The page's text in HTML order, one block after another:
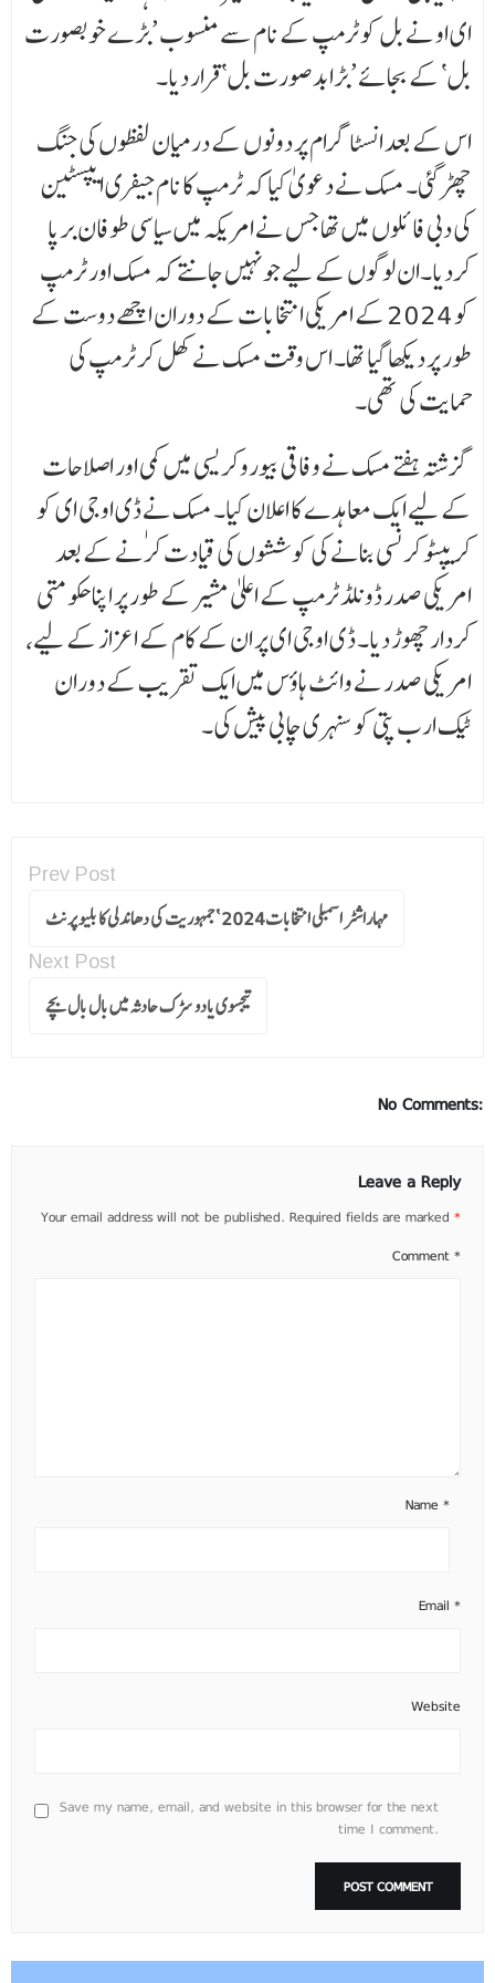
ای او نے بل کو ٹرمپ کے نام سے منسوب ’بڑے خوبصورت
بل‘ کے بجائے ’بڑا بدصورت بل‘ قرار دیا۔
اس کے بعد انسٹاگرام پر دونوں کے درمیان لفظوں کی جنگ
چھڑ گئی۔ مسک نے دعویٰ کیا کہ ٹرمپ کا نام جیفری ایپسٹین
کی دبی فائلوں میں تھا جس نے امریکہ میں سیاسی طوفان برپا
کردیا۔ان لوگوں کے لیے جو نہیں جانتے کہ مسک اور ٹرمپ
کو 2024 کے امریکی انتخابات کے دوران اچھے دوست کے
طور پر دیکھا گیا تھا۔ اس وقت مسک نے کھل کر ٹرمپ کی
حمایت کی تھی۔
گزشتہ ہفتے مسک نے وفاقی بیوروکریسی میں کمی اور اصلاحات
کے لیے ایک معاہدے کا اعلان کیا۔ مسک نے ٖڈی اوجی ای کو
کریپٹو کرنسی بنانے کی کوششوں کی قیادت کرنے کے بعد
امریکی صدر ڈونلڈ ٹرمپ کے اعلیٰ مشیر کے طور پر اپنا حکومتی
کردار چھوڑ دیا۔ ڈی اوجی ای پر ان کے کام کے اعزاز کے لیے،
امریکی صدر نے وائٹ ہاؤس میں ایک تقریب کے دوران
ٹیک ارب پتی کو سنہری چابی پیش کی۔
Prev Post
مہاراشٹر اسمبلی انتخابات2024 ‘جمہوریت کی دھاندلی کا بلیو پرنٹ
Next Post
تیجسوی یادوسڑک حادثہ میں بال بال بچے
No Comments:
Leave a Reply
Your email address will not be published. Required fields are marked *
Comment *
Name *
Email *
Website
Save my name, email, and website in this browser for the next
time I comment.